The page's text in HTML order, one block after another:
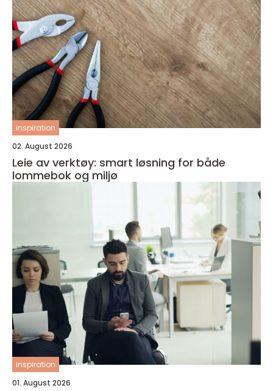
inspiration
02. August 2026
Leie av verktøy: smart løsning for både
lommebok og miljø
inspiration
01. August 2026